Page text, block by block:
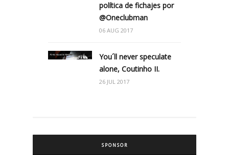
política de fichajes por
@Oneclubman
06 AUG 2017
You´ll never speculate
alone, Coutinho II.
26 JUL 2017
SPONSOR